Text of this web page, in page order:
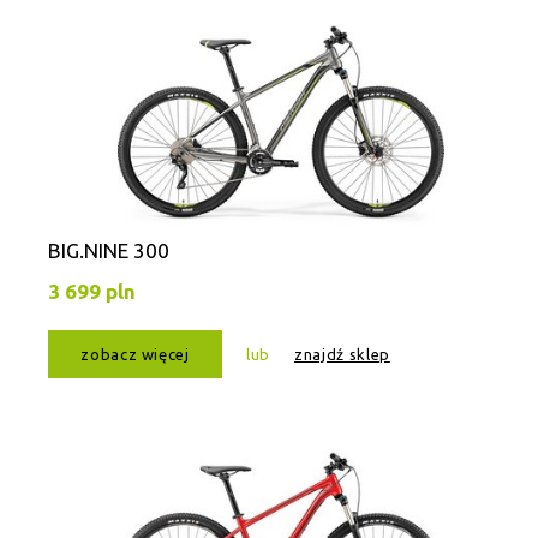
BIG.NINE 300
3 699 pln
zobacz więcej lub znajdź sklep